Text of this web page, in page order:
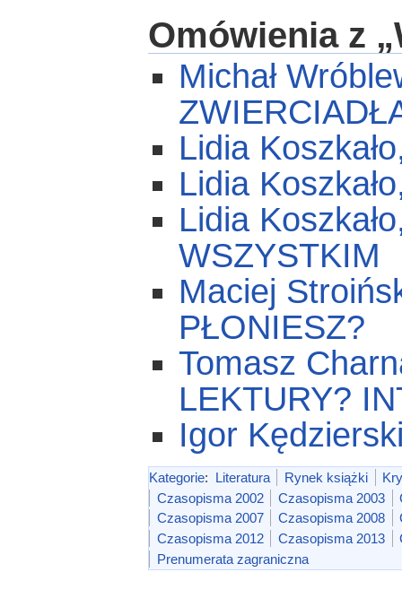
Omówienia z
Michał
Lidia
Lidia
Lidia
WSZYSTKIM
Maciej
PŁONIESZ?
Tomasz
LEKTURY?
Igor
Kategorie: Literatura Rynek książki
Czasopisma 2002
Czasopisma 2003
Czasopisma 2007
Czasopisma 2008
Czasopisma 2012
Czasopisma 2013
Prenumerata zagraniczna